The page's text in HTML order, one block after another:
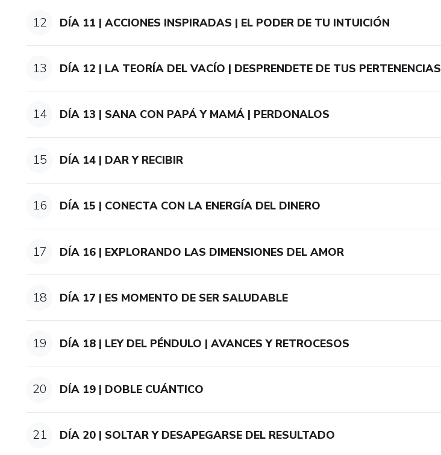
12 DÍA 11 | ACCIONES INSPIRADAS | EL PODER DE TU INTUICIÓN
13 DÍA 12 | LA TEORÍA DEL VACÍO | DESPRENDETE DE TUS PERTENENCIAS
14 DÍA 13 | SANA CON PAPÁ Y MAMÁ | PERDONALOS
15 DÍA 14 | DAR Y RECIBIR
16 DÍA 15 | CONECTA CON LA ENERGÍA DEL DINERO
17 DÍA 16 | EXPLORANDO LAS DIMENSIONES DEL AMOR
18 DÍA 17 | ES MOMENTO DE SER SALUDABLE
19 DÍA 18 | LEY DEL PÉNDULO | AVANCES Y RETROCESOS
20 DÍA 19 | DOBLE CUÁNTICO
21 DÍA 20 | SOLTAR Y DESAPEGARSE DEL RESULTADO